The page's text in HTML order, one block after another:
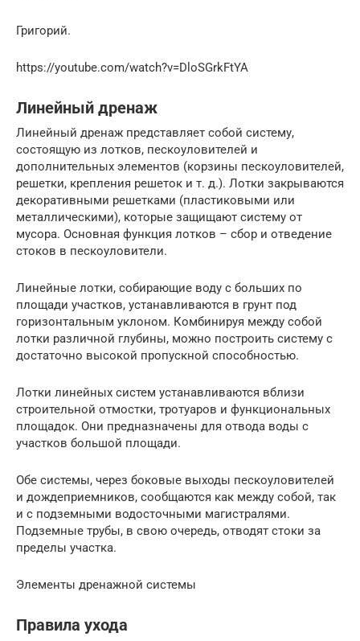
Григорий.
https://youtube.com/watch?v=DloSGrkFtYA
Линейный дренаж
Линейный дренаж представляет собой систему,
состоящую из лотков, пескоуловителей и
дополнительных элементов (корзины пескоуловителей,
решетки, крепления решеток и т. д.). Лотки закрываются
декоративными решетками (пластиковыми или
металлическими), которые защищают систему от
мусора. Основная функция лотков – сбор и отведение
стоков в пескоуловители.
Линейные лотки, собирающие воду с больших по
площади участков, устанавливаются в грунт под
горизонтальным уклоном. Комбинируя между собой
лотки различной глубины, можно построить систему с
достаточно высокой пропускной способностью.
Лотки линейных систем устанавливаются вблизи
строительной отмостки, тротуаров и функциональных
площадок. Они предназначены для отвода воды с
участков большой площади.
Обе системы, через боковые выходы пескоуловителей
и дождеприемников, сообщаются как между собой, так
и с подземными водосточными магистралями.
Подземные трубы, в свою очередь, отводят стоки за
пределы участка.
Элементы дренажной системы
Правила ухода